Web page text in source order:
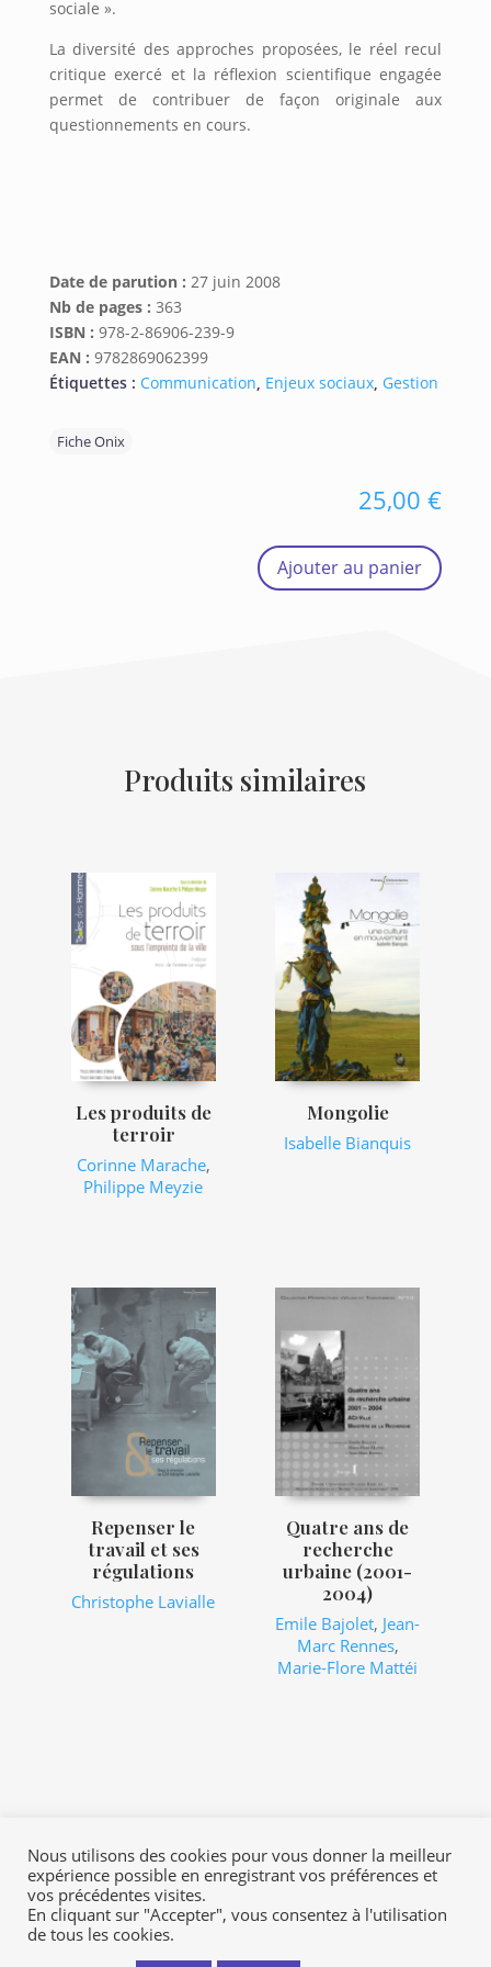
sociale ».
La diversité des approches proposées, le réel recul
critique exercé et la réflexion scientifique engagée
permet de contribuer de façon originale aux
questionnements en cours.
Date de parution : 27 juin 2008
Nb de pages : 363
ISBN : 978-2-86906-239-9
EAN : 9782869062399
Étiquettes : Communication, Enjeux sociaux, Gestion
25,00€
Ajouter au panier
Produits similaires
Les produits de
terroir
Corinne Marache,
Philippe Meyzie
Mongolie
Isabelle Bianquis
Repenser le
travail et ses
régulations
Christophe Lavialle
Quatre ans de
recherche
urbaine (2001-
2004)
Emile Bajolet, Jean-
Marc Rennes,
Marie-Flore Mattéi
Contact Mon profil
Mentions légales
Nous utilisons des cookies pour vous donner la meilleur
expérience possible en enregistrant vos préférences et
vos précédentes visites.
En cliquant sur "Accepter", vous consentez à l'utilisation
de tous les cookies.